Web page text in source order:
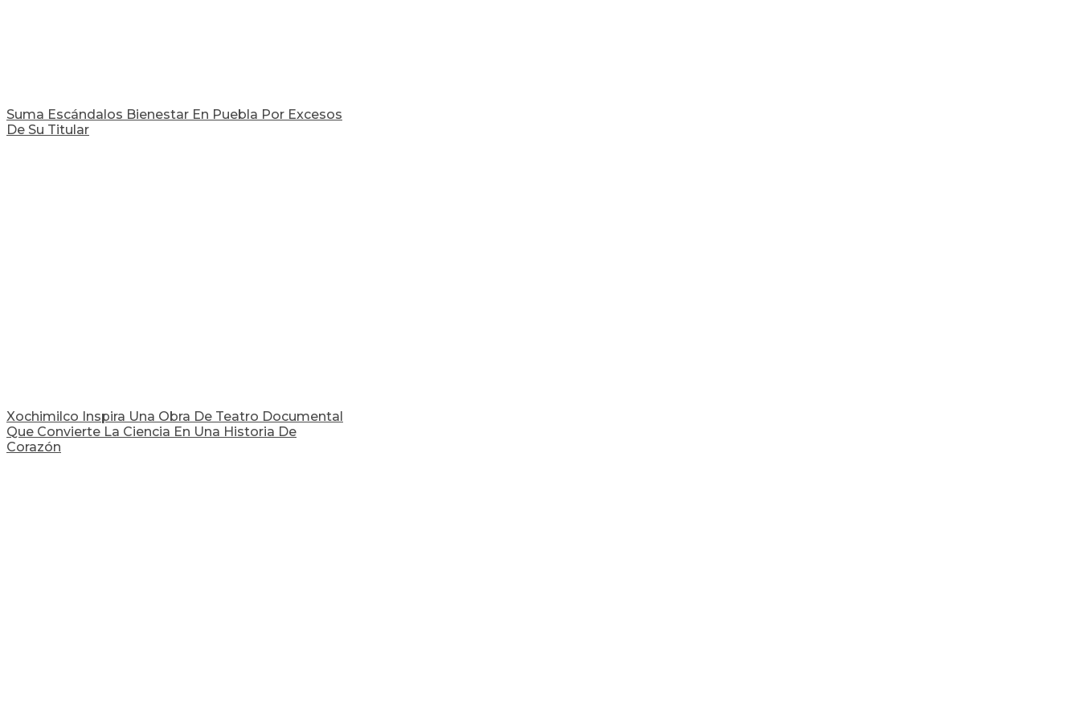
Suma Escándalos Bienestar En Puebla Por Excesos
De Su Titular
Xochimilco Inspira Una Obra De Teatro Documental
Que Convierte La Ciencia En Una Historia De
Corazón